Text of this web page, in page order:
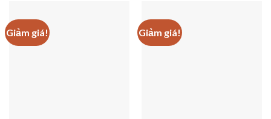
Giảm giá! Giảm giá!